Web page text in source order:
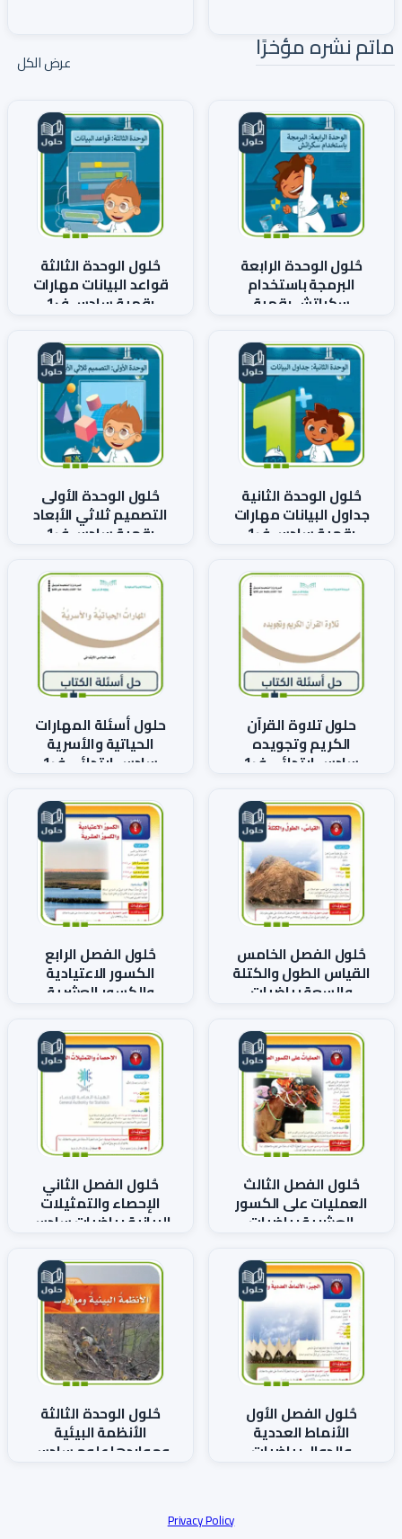
ماتم نشره مؤخرًا عرض الكل
حُلول الوحدة الرابعة
البرمجة باستخدام
سكراتش رقمية
حُلول الوحدة الثالثة
قواعد البيانات مهارات
رقمية سادس ف1
حُلول الوحدة الثانية
جداول البيانات مهارات
رقمية سادس ف1
حُلول الوحدة الأولى
التصميم ثلاثي الأبعاد
رقمية سادس ف1
حلول تلاوة القرآن
الكريم وتجويده
سادس ابتدائي ف1
حلول أسئلة المهارات
الحياتية والأسرية
سادس ابتدائي ف1
حُلول الفصل الخامس
القياس الطول والكتلة
والسعة رياضيات
حُلول الفصل الرابع
الكسور الاعتيادية
والكسور العشرية
حُلول الفصل الثالث
العمليات على الكسور
العشرية رياضيات
حُلول الفصل الثاني
الإحصاء والتمثيلات
البيانية رياضيات سادس
حُلول الفصل الأول
الأنماط العددية
والدوال رياضيات
حُلول الوحدة الثالثة
الأنظمة البيئية
ومواردها علوم سادس
Privacy Policy